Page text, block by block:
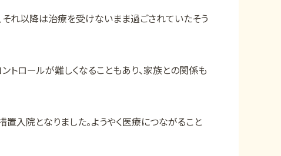
れ以降は治療を受けないまま過ごされていたそう
ロールが難しくなることもあり、家族との関係も
置入院となりました。ようやく医療につながること